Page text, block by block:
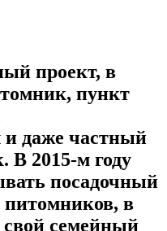
проект, в
пункт
и даже частный
В 2015-м году
посадочный
питомников, в
свой семейный